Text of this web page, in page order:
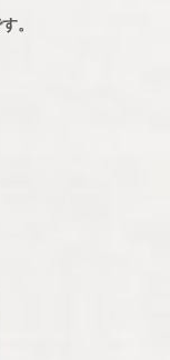
。